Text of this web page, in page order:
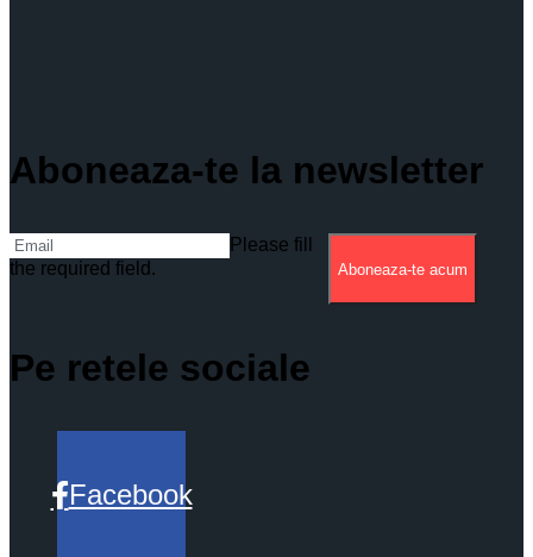
Aboneaza-te la newsletter
Please fill
the required field.
Aboneaza-te acum
Pe retele sociale
Facebook